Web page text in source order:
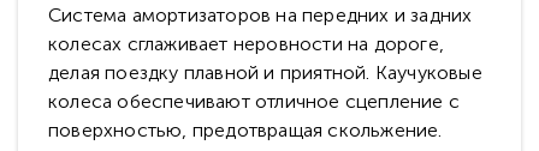
Система амортизаторов на передних и задних
колесах сглаживает неровности на дороге,
делая поездку плавной и приятной. Каучуковые
колеса обеспечивают отличное сцепление с
поверхностью, предотвращая скольжение.